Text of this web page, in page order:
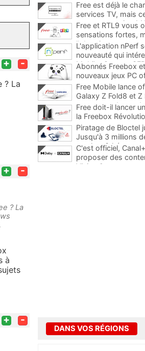
+ -
? La
+ -
? La
à
+ -
Free est déjà le
services TV, mais
encore au moins
Free et RTL9 vous
sensations fortes,
l'obtenir
L'application nPerf
nouveauté qui
Mobile, Orange,
Abonnés Freebox
nouveaux jeux PC
Free Mobile lance
Galaxy Z Fold8 et
promos et des
Free doit-il lancer
la Freebox
Piratage de Bloctel
Jusqu'à 3 millions
auraient fuité
C'est officiel,
proposer des
Vision 2
DANS VOS RÉGIONS